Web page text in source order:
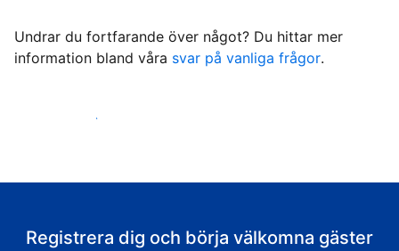
Undrar du fortfarande över något? Du hittar mer
information bland våra svar på vanliga frågor.
Börja ta emot gäster
Registrera dig och börja välkomna gäster